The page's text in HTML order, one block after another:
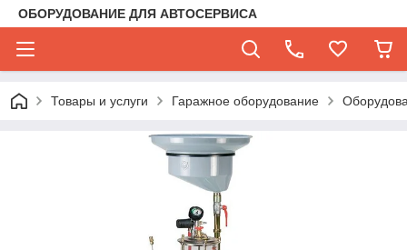
ОБОРУДОВАНИЕ ДЛЯ АВТОСЕРВИСА
Товары и услуги Гаражное оборудование